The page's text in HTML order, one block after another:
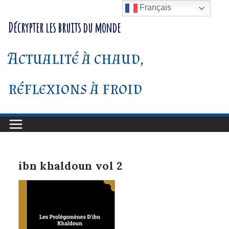
au
contenu
Décrypter les bruits du monde
Actualité à chaud,
réflexions à froid
ibn khaldoun vol 2
Français